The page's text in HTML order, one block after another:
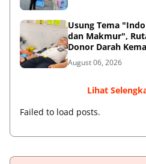
Usung Tema
dan Makmur",
Donor Darah
ke-81
August 06, 2026
Lihat
Failed to load posts.